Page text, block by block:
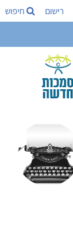
רישום חיפוש